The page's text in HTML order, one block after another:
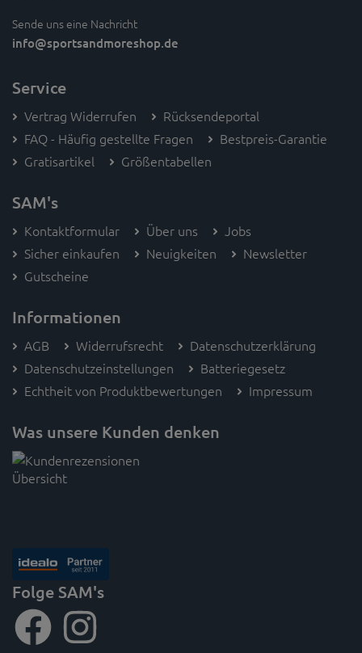
Sende uns eine Nachricht
info@sportsandmoreshop.de
Service
Vertrag Widerrufen
Rücksendeportal
FAQ - Häufig gestellte Fragen
Bestpreis-Garantie
Gratisartikel
Größentabellen
SAM's
Kontaktformular Über uns
Jobs
Sicher einkaufen
Neuigkeiten
Newsletter
Gutscheine
Informationen
AGB Widerrufsrecht
Datenschutzerklärung
Datenschutzeinstellungen
Batteriegesetz
Echtheit von Produktbewertungen
Impressum
Was unsere Kunden denken
Folge SAM's